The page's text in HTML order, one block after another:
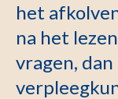
het
na het
vragen, dan